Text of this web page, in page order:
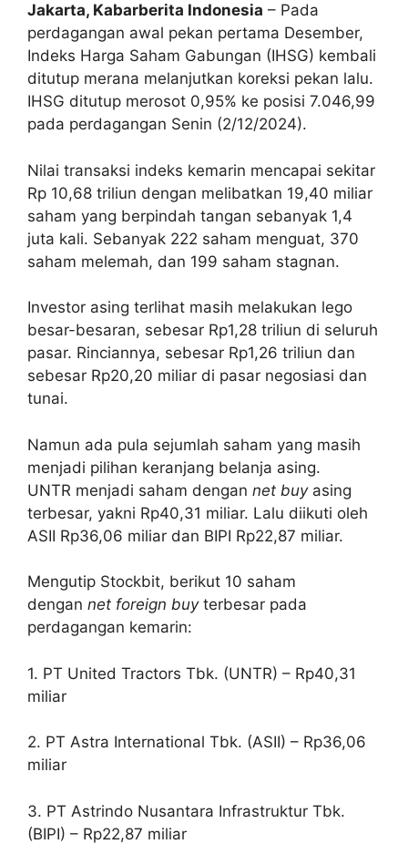
Jakarta, Kabarberita Indonesia – Pada
perdagangan awal pekan pertama Desember,
Indeks Harga Saham Gabungan (IHSG) kembali
ditutup merana melanjutkan koreksi pekan lalu.
IHSG ditutup merosot 0,95% ke posisi 7.046,99
pada perdagangan Senin (2/12/2024).
Nilai transaksi indeks kemarin mencapai sekitar
Rp 10,68 triliun dengan melibatkan 19,40 miliar
saham yang berpindah tangan sebanyak 1,4
juta kali. Sebanyak 222 saham menguat, 370
saham melemah, dan 199 saham stagnan.
Investor asing terlihat masih melakukan lego
besar-besaran, sebesar Rp1,28 triliun di seluruh
pasar. Rinciannya, sebesar Rp1,26 triliun dan
sebesar Rp20,20 miliar di pasar negosiasi dan
tunai.
Namun ada pula sejumlah saham yang masih
menjadi pilihan keranjang belanja asing.
UNTR menjadi saham dengan net buy asing
terbesar, yakni Rp40,31 miliar. Lalu diikuti oleh
ASII Rp36,06 miliar dan BIPI Rp22,87 miliar.
Mengutip Stockbit, berikut 10 saham
dengan net foreign buyterbesar pada
perdagangan kemarin:
1. PT United Tractors Tbk. (UNTR) – Rp40,31
miliar
2. PT Astra International Tbk. (ASII) – Rp36,06
miliar
3. PT Astrindo Nusantara Infrastruktur Tbk.
(BIPI) – Rp22,87 miliar